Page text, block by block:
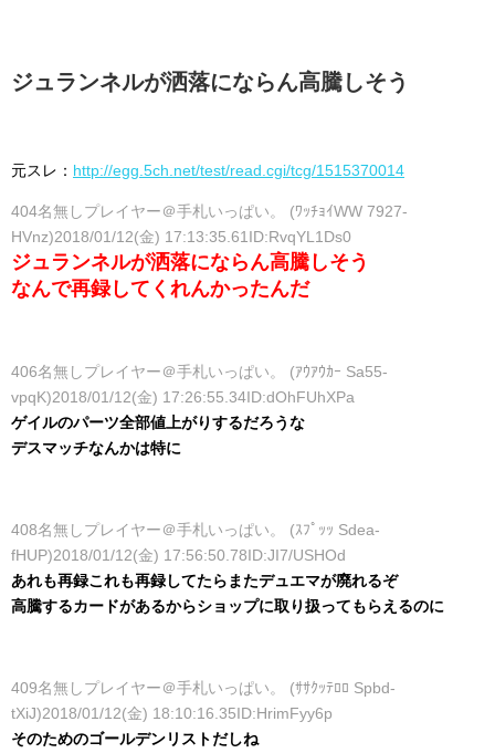
ジュランネルが洒落にならん高騰しそう
元スレ： http://egg.5ch.net/test/read.cgi/tcg/1515370014
404名無しプレイヤー＠手札いっぱい。 (ﾜｯﾁｮｲWW 7927-
HVnz)2018/01/12(金) 17:13:35.61ID:RvqYL1Ds0
ジュランネルが洒落にならん高騰しそう
なんで再録してくれんかったんだ
406名無しプレイヤー＠手札いっぱい。 (ｱｳｱｳｶｰ Sa55-
vpqK)2018/01/12(金) 17:26:55.34ID:dOhFUhXPa
ゲイルのパーツ全部値上がりするだろうな
デスマッチなんかは特に
408名無しプレイヤー＠手札いっぱい。 (ｽﾌﾟｯｯ Sdea-
fHUP)2018/01/12(金) 17:56:50.78ID:JI7/USHOd
あれも再録これも再録してたらまたデュエマが廃れるぞ
高騰するカードがあるからショップに取り扱ってもらえるのに
409名無しプレイヤー＠手札いっぱい。 (ｻｻｸｯﾃﾛﾛ Spbd-
tXiJ)2018/01/12(金) 18:10:16.35ID:HrimFyy6p
そのためのゴールデンリストだしね